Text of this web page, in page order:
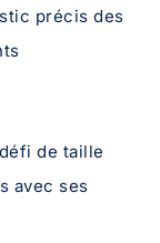
précis des
de taille
avec ses